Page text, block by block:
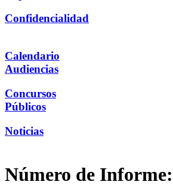
Confidencialidad
Calendario
Audiencias
Concursos
Públicos
Noticias
Número de Informe: